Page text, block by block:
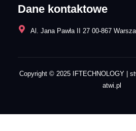
Dane kontaktowe
Al. Jana Pawła II 27 00-867
Copyright © 2025 IFTECHNOLOGY|
atwi.pl